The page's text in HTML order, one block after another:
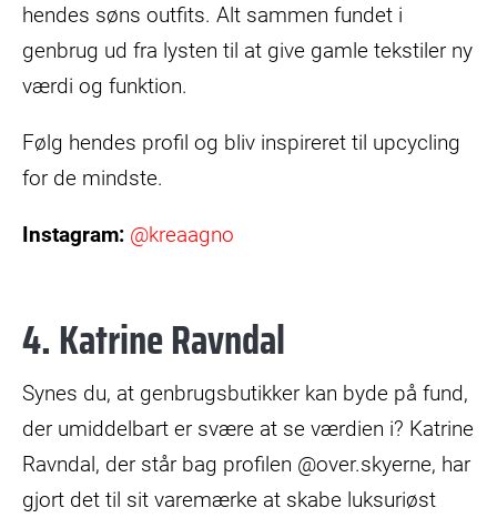
hendes søns outfits. Alt sammen fundet i
genbrug ud fra lysten til at give gamle tekstiler ny
værdi og funktion.
Følg hendes profil og bliv inspireret til upcycling
for de mindste.
Instagram: @kreaagno
4. Katrine Ravndal
Synes du, at genbrugsbutikker kan byde på fund,
der umiddelbart er svære at se værdien i? Katrine
Ravndal, der står bag profilen @over.skyerne, har
gjort det til sit varemærke at skabe luksuriøst